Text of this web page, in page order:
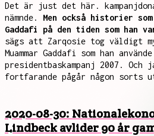
Det är just det här.
nämnde. Men också historier som
Gaddafi på den tiden som han
sägs att Zarqosie tog väldigt
Muammar Gaddafi som han
presidentbaskampanj 2007.
fortfarande pågår någon sorts
2020-08-30:
Lindbeck avlider 90 år